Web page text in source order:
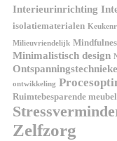
Interieurinrichting
isolatiematerialen
Milieuvriendelijk
Minimalistisch design
ontwikkeling
Ruimtebesparende
Zelfzorg